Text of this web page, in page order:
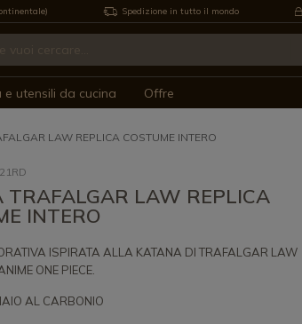
Spedizione in tutto il mondo
e utensili da cucina Offre
LAW REPLICA COSTUME INTERO
TRAFALGAR LAW REPLICA
INTERO
ISPIRATA ALLA KATANA DI TRAFALGAR LAW
ONE PIECE.
AL CARBONIO